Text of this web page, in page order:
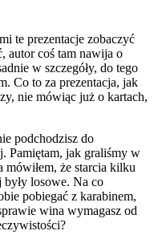
te prezentacje zobaczyć
autor coś tam nawija o
w szczegóły, do tego
Co to za prezentacja, jak
nie mówiąc już o kartach,
podchodzisz do
Pamiętam, jak graliśmy w
mówiłem, że starcia kilku
losowe. Na co
pobiegać z karabinem,
wina wymagasz od